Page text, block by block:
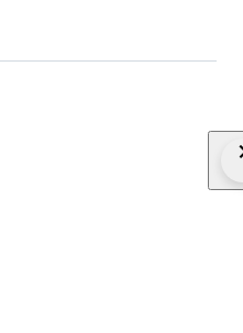
Movement: Quartz
the photos is my shooting
possible (takes usually 3-5 days